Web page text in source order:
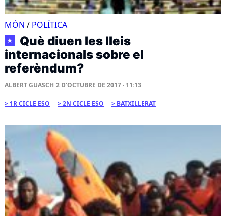
MÓN / POLÍTICA
★
Què diuen les lleis
internacionals sobre el
referèndum?
ALBERT GUASCH 2 D'OCTUBRE DE 2017 · 11:13
1R CICLE ESO 2N CICLE ESO BATXILLERAT